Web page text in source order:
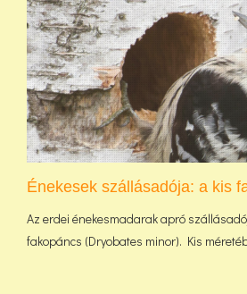
Énekesek szállásadója: a kis
Az erdei énekesmadarak apró
fakopáncs (Dryobates minor). Kis